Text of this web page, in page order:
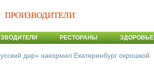
ПРОИЗВОДИТЕЛИ
РЕСТОРАНЫ ЗДОРОВЬЕ
дар» накормил Екатеринбург окрошкой